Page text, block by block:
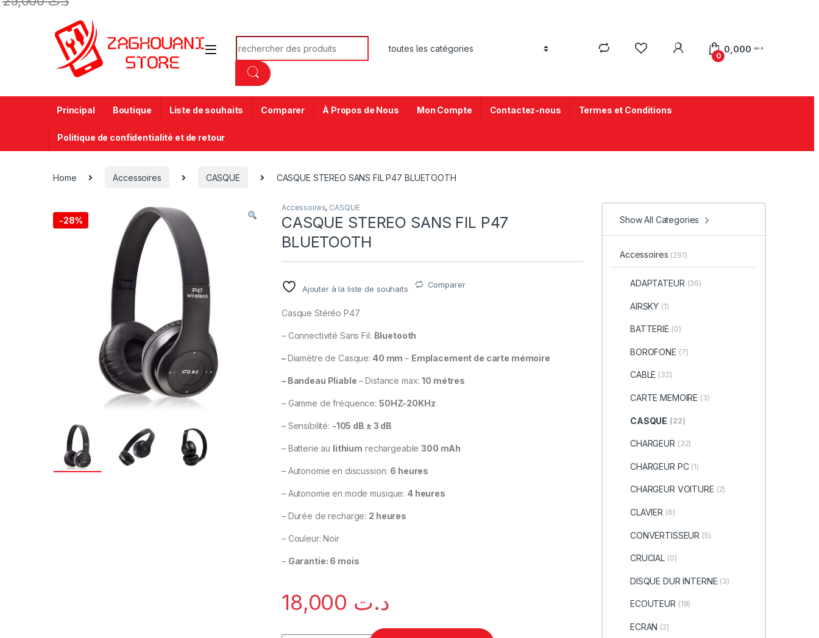
0
د.ت
Principal Boutique Liste de souhaits Comparer À Propos de Nous Mon Compte Contactez-nous Termes et Conditions
Politique de confidentialité et de retour
Home Accessoires CASQUE CASQUE STEREO SANS FIL P47 BLUETOOTH
-28%
Accessoires, CASQUE
CASQUE STEREO SANS FIL P47
BLUETOOTH
Ajouter à la liste de souhaits Comparer
Casque Stéréo P47
– Connectivité Sans Fil: Bluetooth
–Diamètre de Casque: 40 mm– Emplacement de carte mémoire
– Bandeau Pliable – Distance max:10 métres
– Gamme de fréquence: 50HZ-20KHz
– Sensibilité: -105 dB ± 3 dB
– Batterie au lithium rechargeable300 mAh
– Autonomie en discussion: 6 heures
– Autonomie en mode musique: 4 heures
– Durée de recharge: 2 heures
– Couleur: Noir
– Garantie: 6 mois
د.ت
Show All Categories
Accessoires (291)
ADAPTATEUR (36)
AIRSKY (1)
BATTERIE (0)
BOROFONE (7)
CABLE (32)
CARTE MEMOIRE (3)
CASQUE (22)
CHARGEUR (32)
CHARGEUR PC (1)
CHARGEUR VOITURE (2)
CLAVIER (6)
CONVERTISSEUR (5)
CRUCIAL (0)
DISQUE DUR INTERNE (3)
ECOUTEUR (18)
ECRAN (2)